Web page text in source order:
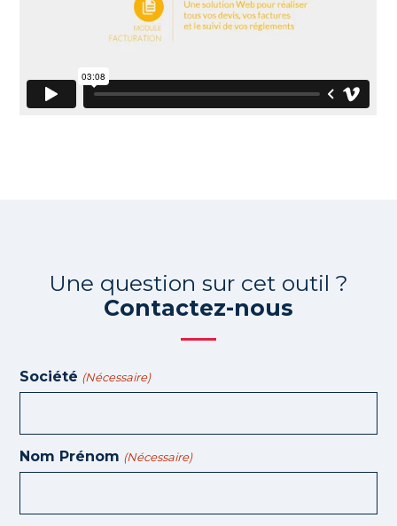
Une question sur cet outil ?
Contactez-nous
Société (Nécessaire)
Nom Prénom (Nécessaire)